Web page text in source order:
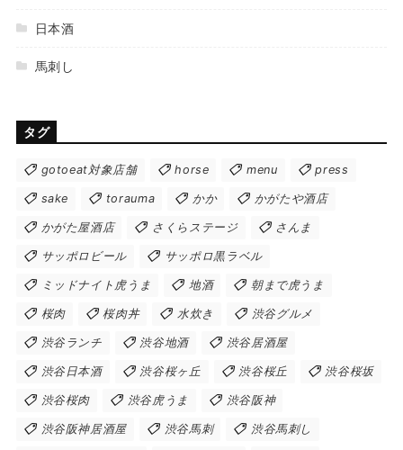
日本酒
馬刺し
タグ
gotoeat対象店舗 horse menu press
sake torauma かか かがたや酒店
かがた屋酒店 さくらステージ さんま
サッポロビール サッポロ黒ラベル
ミッドナイト虎うま 地酒 朝まで虎うま
桜肉 桜肉丼 水炊き 渋谷グルメ
渋谷ランチ 渋谷地酒 渋谷居酒屋
渋谷日本酒 渋谷桜ヶ丘 渋谷桜丘 渋谷桜坂
渋谷桜肉 渋谷虎うま 渋谷阪神
渋谷阪神居酒屋 渋谷馬刺 渋谷馬刺し